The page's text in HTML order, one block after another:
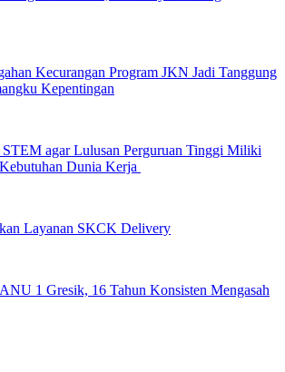
Kecurangan Program JKN Jadi Tanggung
Kepentingan
STEM agar Lulusan Perguruan Tinggi Miliki
Dunia Kerja
Layanan SKCK Delivery
1 Gresik, 16 Tahun Konsisten Mengasah